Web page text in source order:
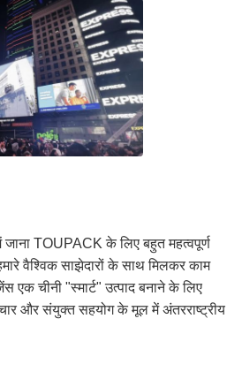
में जाना TOUPACK के लिए बहुत महत्वपूर्ण
वैश्विक साझेदारों के साथ मिलकर काम
चीनी "स्मार्ट" उत्पाद बनाने के लिए
और संयुक्त सहयोग के मूल में अंतरराष्ट्रीय